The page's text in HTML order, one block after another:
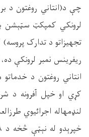
چې د(انتاني روغتون د
لرونکي کمپکټ سټېشن
تجهیزاتو د تدارک
ریفرینس نمبر لرونکې
انتاني روغتون د
کړي او خپل آفرونه د
لنډمهاله اجرائیوي
خپرېدو له نېټې څخه د